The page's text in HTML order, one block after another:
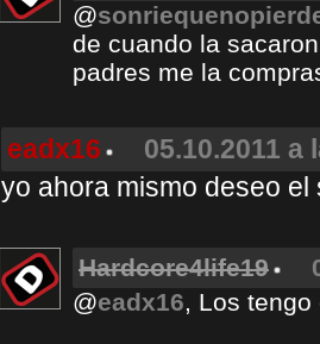
@
de cuando la
padres me la
eadx16
05.10.2011 a
yo ahora mismo deseo el
Hardcore4life19
@eadx16, Los tengo